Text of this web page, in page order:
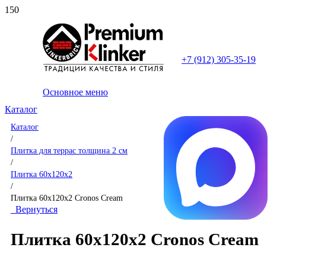
+7 (912) 305-35-19
Основное меню
Каталог
Каталог
/
Плитка для террас толщина 2 см
/
Плитка 60x120x2
/
Плитка 60x120x2 Cronos Cream
Вернуться
Плитка 60x120x2 Cronos Cream